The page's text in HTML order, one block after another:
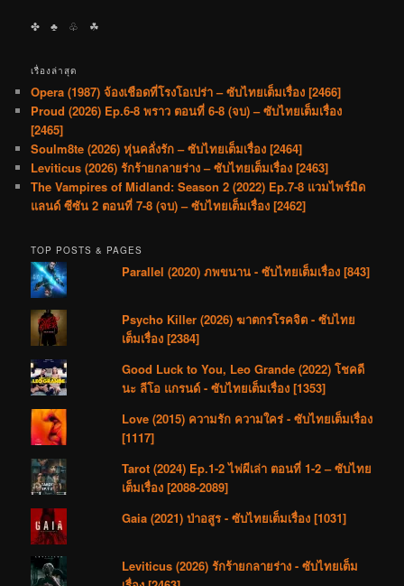
✤ ♣︎ ♧ ☘︎
เรื่องล่าสุด
Opera (1987) จ้องเชือดที่โรงโอเปร่า – ซับไทยเต็มเรื่อง [2466]
Proud (2026) Ep.6-8 พราว ตอนที่ 6-8 (จบ) – ซับไทยเต็มเรื่อง
[2465]
Soulm8te (2026) หุ่นคลั่งรัก – ซับไทยเต็มเรื่อง [2464]
Leviticus (2026) รักร้ายกลายร่าง – ซับไทยเต็มเรื่อง [2463]
The Vampires of Midland: Season 2 (2022) Ep.7-8 แวมไพร์มิด
แลนด์ ซีซัน 2 ตอนที่ 7-8 (จบ) – ซับไทยเต็มเรื่อง [2462]
TOP POSTS & PAGES
Parallel (2020) ภพขนาน - ซับไทยเต็มเรื่อง [843]
Psycho Killer (2026) ฆาตกรโรคจิต - ซับไทย
เต็มเรื่อง [2384]
Good Luck to You, Leo Grande (2022) โชคดี
นะ ลีโอ แกรนด์ - ซับไทยเต็มเรื่อง [1353]
Love (2015) ความรัก ความใคร่ - ซับไทยเต็มเรื่อง
[1117]
Tarot (2024) Ep.1-2 ไพ่ผีเล่า ตอนที่ 1-2 – ซับไทย
เต็มเรื่อง [2088-2089]
Gaia (2021) ป่าอสูร - ซับไทยเต็มเรื่อง [1031]
Leviticus (2026) รักร้ายกลายร่าง - ซับไทยเต็ม